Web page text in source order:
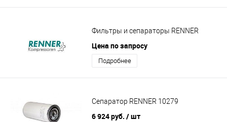
Фильтры и сепараторы RENNER
Цена по запросу
Подробнее
Сепаратор RENNER 10279
6 924 руб. / шт